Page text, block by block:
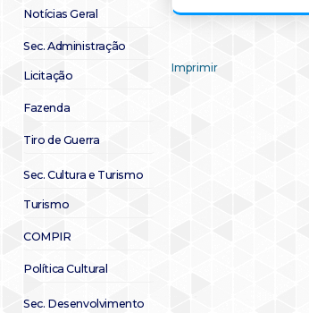
Notícias Geral
Sec. Administração
Licitação
Fazenda
Tiro de Guerra
Sec. Cultura e Turismo
Turismo
COMPIR
Política Cultural
Sec. Desenvolvimento
Imprimir